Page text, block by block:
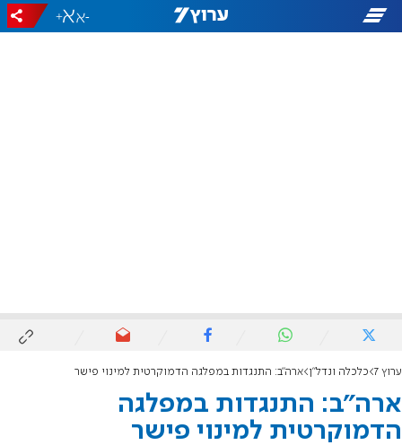
-
+
ערוץ 7 כלכלה ונדל"ן ארה"ב: התנגדות במפלגה הדמוקרטית למינוי פישר
ארה"ב: התנגדות במפלגה
הדמוקרטית למינוי פישר